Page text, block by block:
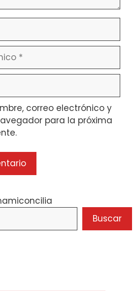
correo electrónico y
para la próxima
Buscar